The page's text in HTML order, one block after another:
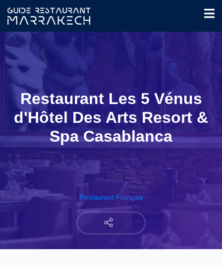
Restaurant Les 5 Vénus
d'Hôtel Des Arts Resort &
Spa Casablanca
Restaurant Français